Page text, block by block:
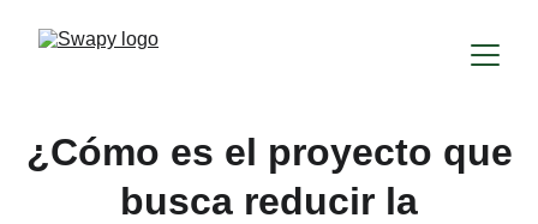
¿Cómo es el proyecto que
busca reducir la